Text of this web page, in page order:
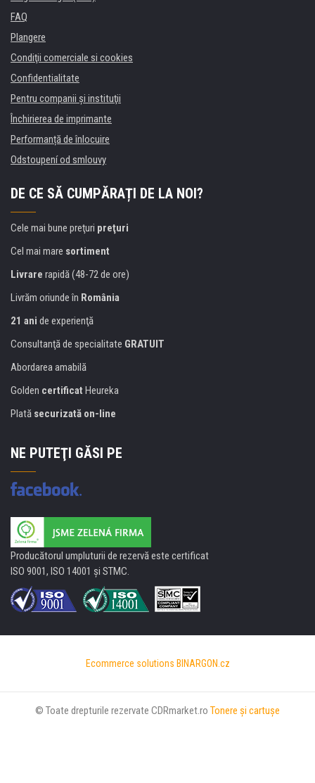
FAQ
Plangere
Condiţii comerciale si cookies
Confidentialitate
Pentru companii și instituţii
Închirierea de imprimante
Performanță de înlocuire
Odstoupení od smlouvy
DE CE SĂ CUMPĂRAȚI DE LA NOI?
Cele mai bune preţuri preţuri
Cel mai mare sortiment
Livrare rapidă (48-72 de ore)
Livrăm oriunde în România
21 ani de experienţă
Consultanţă de specialitate GRATUIT
Abordarea amabilă
Golden certificat Heureka
Plată securizată on-line
NE PUTEŢI GĂSI PE
Producătorul umpluturii de rezervă este certificat
ISO 9001, ISO 14001 şi STMC.
Ecommerce solutions BINARGON.cz
© Toate drepturile rezervate CDRmarket.ro Tonere şi cartuşe